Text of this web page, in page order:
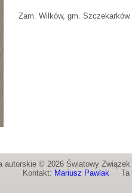
Zam. Wilków, gm.
autorskie © 2026 Światowy
Kontakt: Mariusz PawlakTa